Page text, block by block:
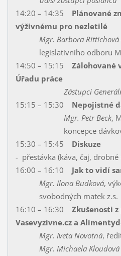
14:20 – 14:35 Plánované
výživnému pro nezletilé
Mgr. Barbora Rittichová
legislativního odboru
14:50 – 15:15 Zálohované
Úřadu práce
Zástupci
15:15 – 15:30 Nepojistné
Mgr. Petr Beck,
koncepce
15:30 – 15:45 Diskuze
- přestávka (káva, čaj, drobné
16:00 – 16:10 Jak to vidí
Mgr. Ilona Budková,
svobodných matek z.s.
16:10 – 16:30 Zkušenosti
Vasevyzivne.cz a
Mgr. Iveta Novotná,
Mgr. Michaela Kloudová